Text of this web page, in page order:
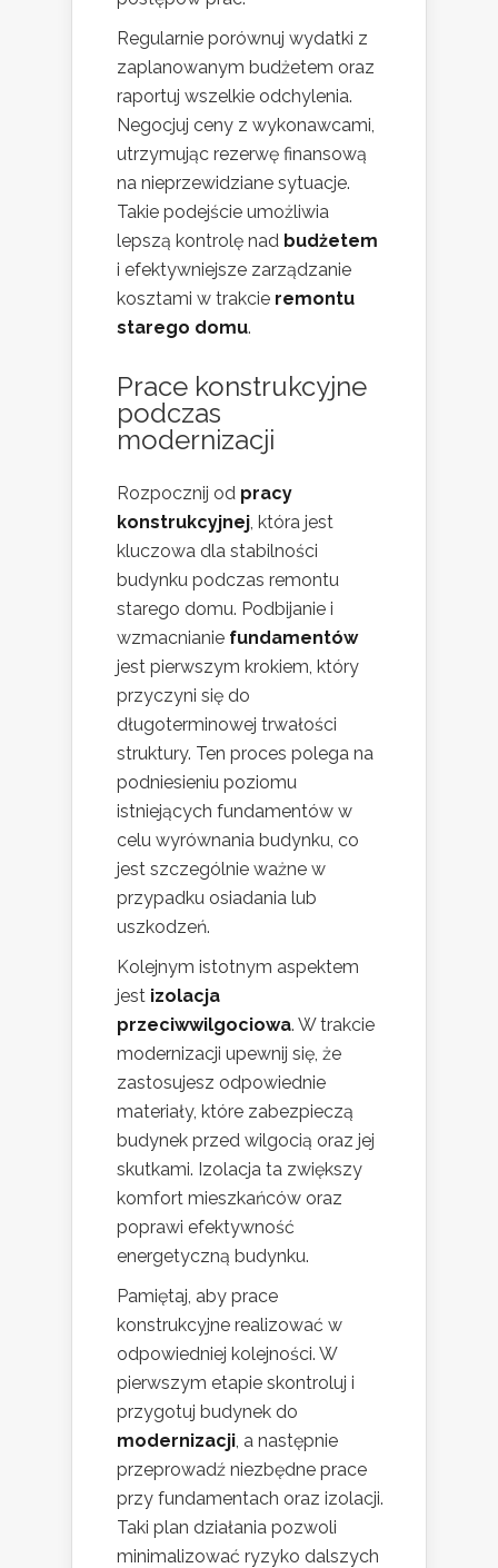
Regularnie porównuj wydatki z
zaplanowanym budżetem oraz
raportuj wszelkie odchylenia.
Negocjuj ceny z wykonawcami,
utrzymując rezerwę finansową
na nieprzewidziane sytuacje.
Takie podejście umożliwia
lepszą kontrolę nad budżetem
i efektywniejsze zarządzanie
kosztami w trakcie remontu
starego domu.
Prace konstrukcyjne
podczas
modernizacji
Rozpocznij od pracy
konstrukcyjnej , która jest
kluczowa dla stabilności
budynku podczas remontu
starego domu. Podbijanie i
wzmacnianie fundamentów
jest pierwszym krokiem, który
przyczyni się do
długoterminowej trwałości
struktury. Ten proces polega na
podniesieniu poziomu
istniejących fundamentów w
celu wyrównania budynku, co
jest szczególnie ważne w
przypadku osiadania lub
uszkodzeń.
Kolejnym istotnym aspektem
jest izolacja
przeciwwilgociowa. W trakcie
modernizacji upewnij się, że
zastosujesz odpowiednie
materiały, które zabezpieczą
budynek przed wilgocią oraz jej
skutkami. Izolacja ta zwiększy
komfort mieszkańców oraz
poprawi efektywność
energetyczną budynku.
Pamiętaj, aby prace
konstrukcyjne realizować w
odpowiedniej kolejności. W
pierwszym etapie skontroluj i
przygotuj budynek do
modernizacji , a następnie
przeprowadź niezbędne prace
przy fundamentach oraz izolacji.
Taki plan działania pozwoli
minimalizować ryzyko dalszych